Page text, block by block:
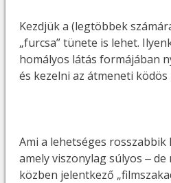
Kezdjük a (legtöbbek
„furcsa” tünete is lehet.
homályos látás formájában
és kezelni az átmeneti
Ami a lehetséges
amely viszonylag súlyos ‒
közben jelentkező